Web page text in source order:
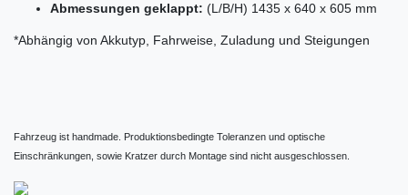
Abmessungen geklappt: (L/B/H) 1435 x 640 x 605 mm
*Abhängig von Akkutyp, Fahrweise, Zuladung und Steigungen
Fahrzeug ist handmade. Produktionsbedingte Toleranzen und optische
Einschränkungen, sowie Kratzer durch Montage sind nicht ausgeschlossen.